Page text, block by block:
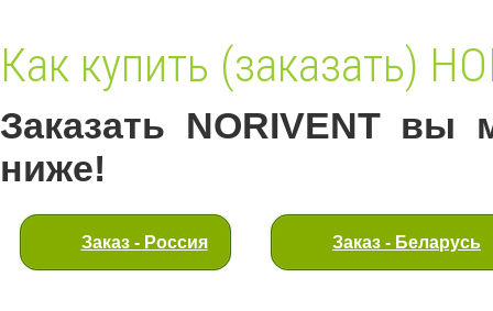
Как купить (заказать)
Заказать NORIVENT вы
ниже!
Заказ - Россия Заказ - Беларусь